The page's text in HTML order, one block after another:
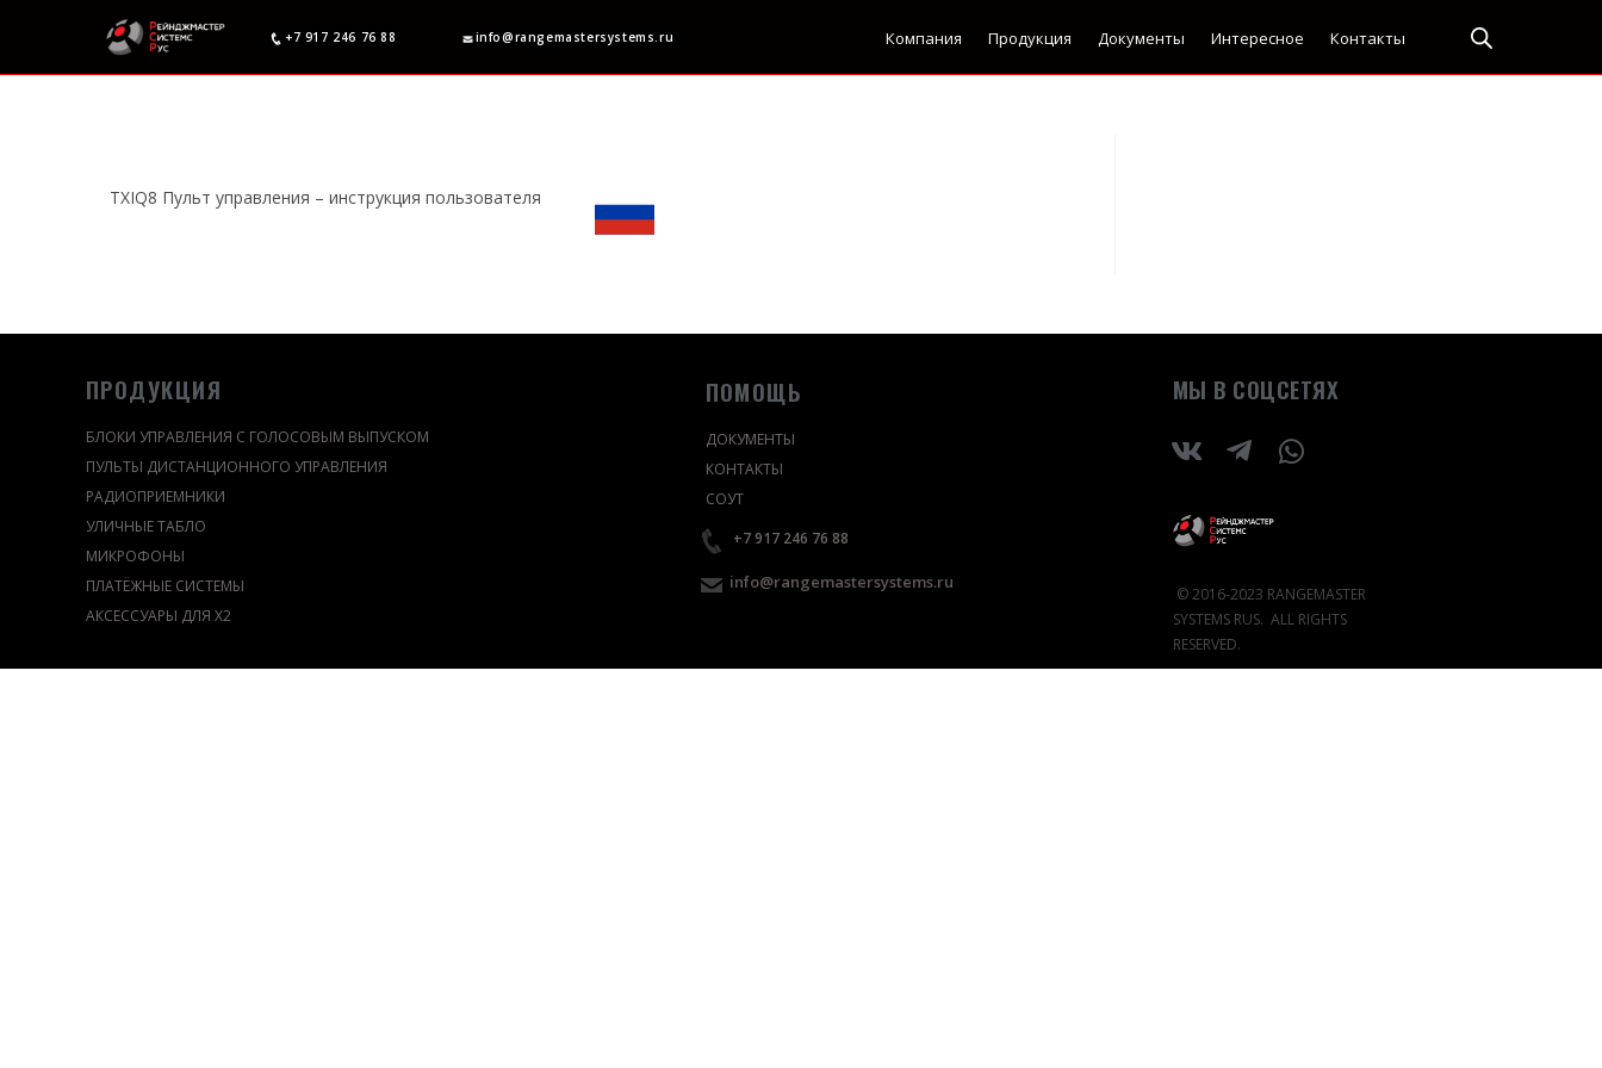
+7 917 246 76 88 info@rangemastersystems.ru Компания Продукция Документы Интересное Контакты
TXIQ8 Пульт управления – инструкция пользователя
ПРОДУКЦИЯ
БЛОКИ УПРАВЛЕНИЯ С ГОЛОСОВЫМ ВЫПУСКОМ
ПУЛЬТЫ ДИСТАНЦИОННОГО УПРАВЛЕНИЯ
РАДИОПРИЕМНИКИ
УЛИЧНЫЕ ТАБЛО
МИКРОФОНЫ
ПЛАТЁЖНЫЕ СИСТЕМЫ
АКСЕССУАРЫ ДЛЯ Х2
ПОМОЩЬ
ДОКУМЕНТЫ
КОНТАКТЫ
СОУТ
+7 917 246 76 88
info@rangemastersystems.ru
МЫ В СОЦСЕТЯХ
© 2016-2023 RANGEMASTER
SYSTEMS RUS. ALL RIGHTS
RESERVED.